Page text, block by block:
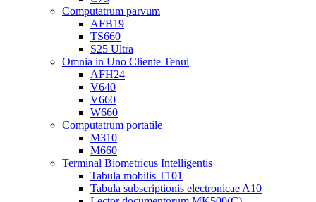
Computatrum parvum
AFB19
TS660
S25 Ultra
Omnia in Uno Cliente Tenui
AFH24
V640
V660
W660
Computatrum portatile
M310
M660
Terminal Biometricus Intelligentis
Tabula mobilis T101
Tabula subscriptionis electronicae A10